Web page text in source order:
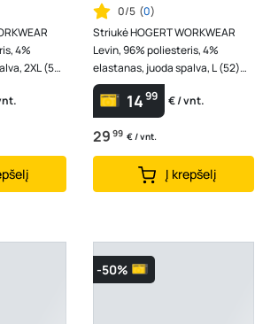
4%
2XL (56)
0/5 (0)
Striukė HOGERT WORKWEAR
Levin, 96% poliesteris, 4%
elastanas, juoda spalva, L (52)
dydis
1499 € / vnt.
29 99 € / vnt.
Į krepšelį
-50%